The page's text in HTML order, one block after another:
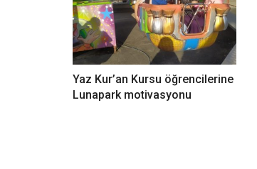
Yaz Kur’an Kursu öğrencilerine
Lunapark motivasyonu